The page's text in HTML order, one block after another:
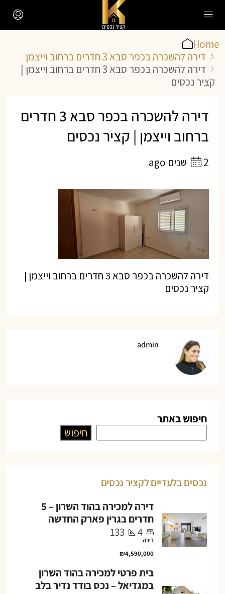
Home
דירה להשכרה בכפר סבא 3 חדרים ברחוב וייצמן
דירה להשכרה בכפר סבא 3 חדרים ברחוב וייצמן |
קציר נכסים
דירה להשכרה בכפר סבא 3 חדרים
ברחוב וייצמן | קציר נכסים
2 שנים ago
דירה להשכרה בכפר סבא 3 חדרים ברחוב וייצמן |
קציר נכסים
admin
חיפוש באתר
חיפוש
נכסים בלעדיים לקציר נכסים
דירה למכירה בהוד השרון – 5
חדרים בגרין פארק החדשה
4
133
דירה
₪4,590,000
בית פרטי למכירה בהוד השרון
במגדיאל – נכס בודד נדיר בלב